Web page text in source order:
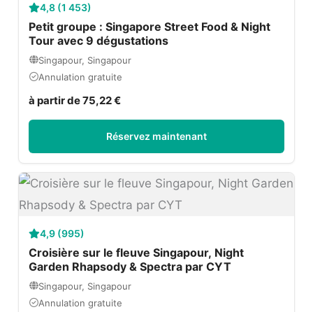
4,8 (1 453)
Petit groupe : Singapore Street Food & Night
Tour avec 9 dégustations
Singapour, Singapour
Annulation gratuite
à partir de 75,22 €
Réservez maintenant
4,9 (995)
Croisière sur le fleuve Singapour, Night
Garden Rhapsody & Spectra par CYT
Singapour, Singapour
Annulation gratuite